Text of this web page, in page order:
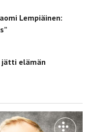
Lempiäinen:
jätti elämän